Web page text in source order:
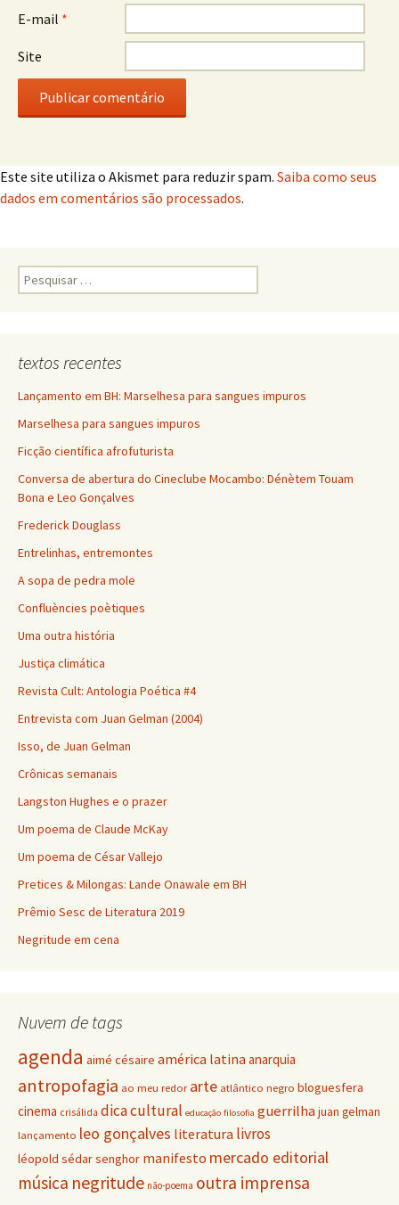
E-mail *
Site
Este site utiliza o Akismet para reduzir spam. Saiba como seus
dados em comentários são processados.
Pesquisar
por:
textos recentes
Lançamento em BH: Marselhesa para sangues impuros
Marselhesa para sangues impuros
Ficção científica afrofuturista
Conversa de abertura do Cineclube Mocambo: Dénètem Touam
Bona e Leo Gonçalves
Frederick Douglass
Entrelinhas, entremontes
A sopa de pedra mole
Confluències poètiques
Uma outra história
Justiça climática
Revista Cult: Antologia Poética #4
Entrevista com Juan Gelman (2004)
Isso, de Juan Gelman
Crônicas semanais
Langston Hughes e o prazer
Um poema de Claude McKay
Um poema de César Vallejo
Pretices & Milongas: Lande Onawale em BH
Prêmio Sesc de Literatura 2019
Negritude em cena
Nuvem de tags
agenda aimé césaire américa latina anarquia
antropofagia ao meu redor arte atlântico negro bloguesfera
cinema crisálida dica cultural educação filosofia guerrilhajuan gelman
lançamento leo gonçalves literatura livros
léopold sédar senghor manifesto mercado editorial
música negritude não-poema outra imprensa